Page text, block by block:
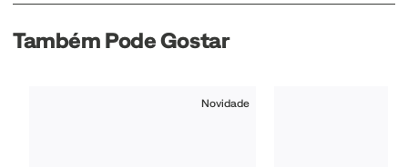
Também Pode Gostar
Novidade